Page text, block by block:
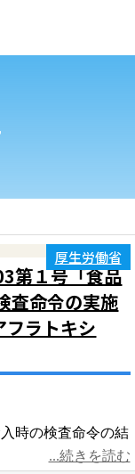
第１号「食品
査命令の実施
フラトキシ
厚生労働省
時の検査命令の結
...続きを読む